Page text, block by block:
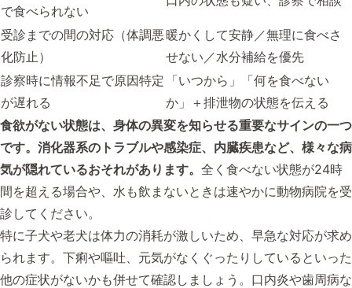
で食べられない
受診までの間の対応（体調悪
化防止）
暖かくして安静／無理に食べさ
せない／水分補給を優先
診察時に情報不足で原因特定
が遅れる
「いつから」「何を食べない
か」＋排泄物の状態を伝える
食欲がない状態は、身体の異変を知らせる重要なサインの一つ
です。消化器系のトラブルや感染症、内臓疾患など、様々な病
気が隠れているおそれがあります。 全く食べない状態が24時
間を超える場合や、水も飲まないときは速やかに動物病院を受
診してください。
特に子犬や老犬は体力の消耗が激しいため、早急な対応が求め
られます。下痢や嘔吐、元気がなくぐったりしているといった
他の症状がないかも併せて確認しましょう。口内炎や歯周病な